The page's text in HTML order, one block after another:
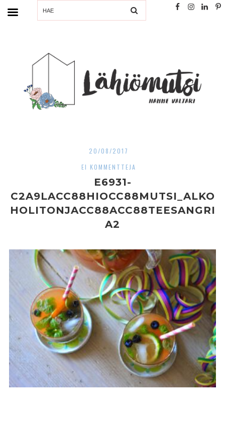
SEARCH
20/08/2017
EI KOMMENTTEJA
E6931-
C2A9LACC88HIOCC88MUTSI_ALKO
HOLITONJACC88ACC88TEESANGRI
A2